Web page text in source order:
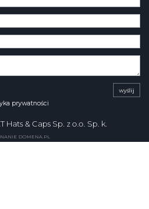
wyślij
prywatności
Hats & Caps Sp. z o.o. Sp. k.
DOMENA.PL